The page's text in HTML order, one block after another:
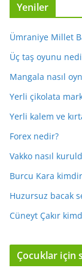
Yeniler
Ümraniye Millet
Üç taş oyunu
Mangala nasıl
Yerli çikolata
Yerli kalem ve
Forex nedir?
Vakko nasıl
Burcu Kara
Huzursuz bacak
Cüneyt Çakır
Çocuklar için